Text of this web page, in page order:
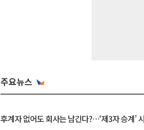
주요뉴스
후계자 없어도 회사는 남긴다?…‘제3자 승계’